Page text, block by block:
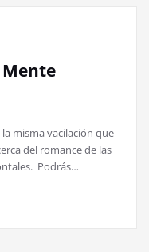
Mente
misma vacilación que
del romance de las
Podrás…